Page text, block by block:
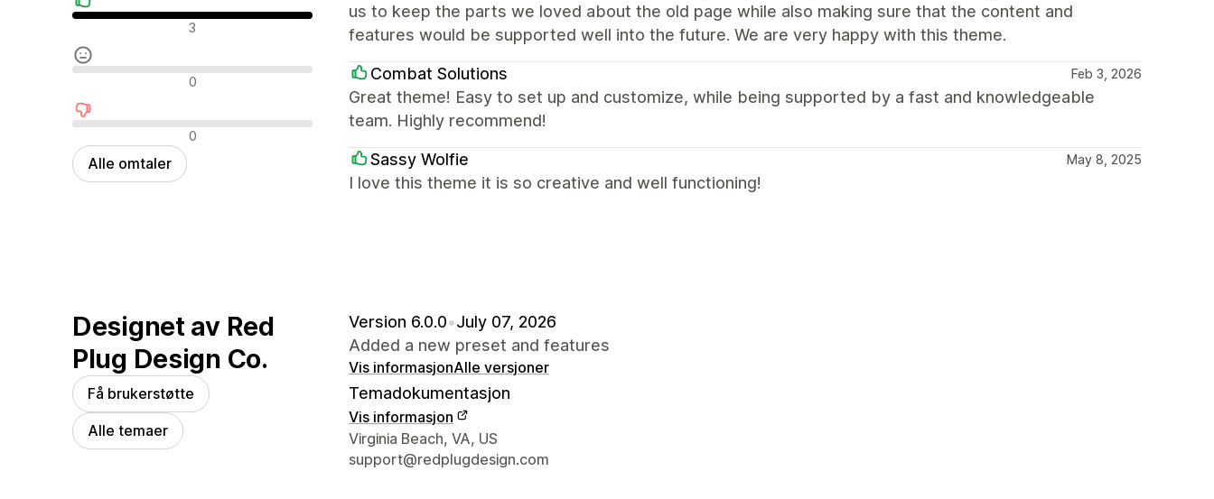
Positive omtaler 3
Nøytrale omtaler 0
Negative omtaler 0
Alle omtaler
us to keep the parts we loved about the old page while also making sure that the content and
features would be supported well into the future. We are very happy with this theme.
Combat Solutions Feb 3, 2026
Great theme! Easy to set up and customize, while being supported by a fast and knowledgeable
team. Highly recommend!
Sassy Wolfie May 8, 2025
I love this theme it is so creative and well functioning!
Designet av Red
Plug Design Co.
Få brukerstøtte
Alle temaer
Version 6.0.0•July 07, 2026
Added a new preset and features
Vis informasjonAlle versjoner
Temadokumentasjon
Vis informasjon
Designerens kontaktinfo
Virginia Beach, VA, US
support@redplugdesign.com